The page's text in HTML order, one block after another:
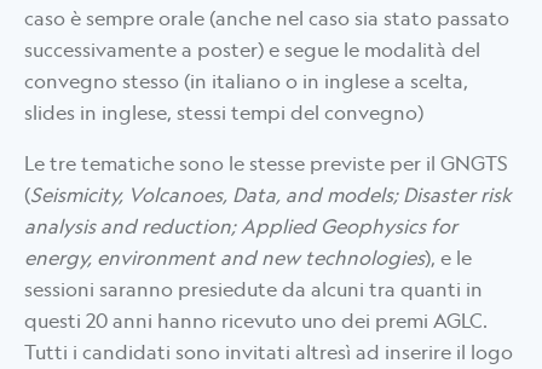
caso è sempre orale (anche nel caso sia stato passato
successivamente a poster) e segue le modalità del
convegno stesso (in italiano o in inglese a scelta,
slides in inglese, stessi tempi del convegno)
Le tre tematiche sono le stesse previste per il GNGTS
(Seismicity, Volcanoes, Data, and models; Disaster risk
analysis and reduction; Applied Geophysics for
energy, environment and new technologies), e le
sessioni saranno presiedute da alcuni tra quanti in
questi 20 anni hanno ricevuto uno dei premi AGLC.
Tutti i candidati sono invitati altresì ad inserire il logo